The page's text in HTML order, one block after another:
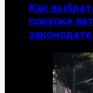
Как
покупке